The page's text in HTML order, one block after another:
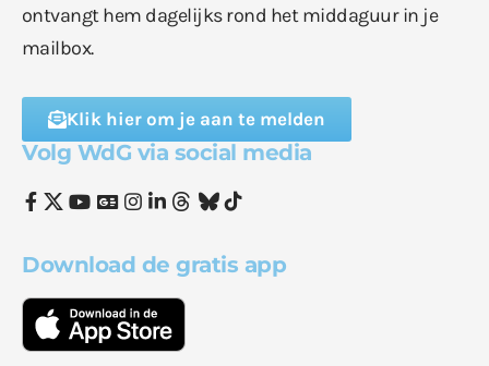
ontvangt hem dagelijks rond het middaguur in je
mailbox.
Klik hier om je aan te melden
Volg WdG via social media
Download de gratis app